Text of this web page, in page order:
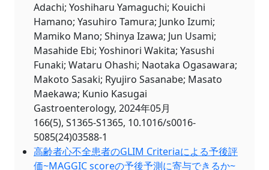
Adachi; Yoshiharu Yamaguchi; Kouichi
Hamano; Yasuhiro Tamura; Junko Izumi;
Mamiko Mano; Shinya Izawa; Jun Usami;
Masahide Ebi; Yoshinori Wakita; Yasushi
Funaki; Wataru Ohashi; Naotaka Ogasawara;
Makoto Sasaki; Ryujiro Sasanabe; Masato
Maekawa; Kunio Kasugai
Gastroenterology, 2024年05月
166(5), S1365-S1365, 10.1016/s0016-
5085(24)03588-1
高齢者心不全患者のGLIM Criteriaによる予後評
価~MAGGIC scoreの予後予測に寄与できるか~